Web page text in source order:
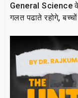
General Science
गलत पढाते रहोगे,